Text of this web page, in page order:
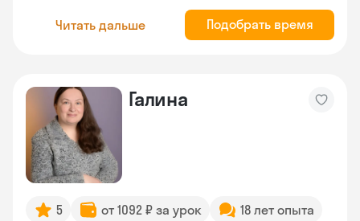
Читать дальше Подобрать время
Галина
5 от 1092 ₽ за урок
18 лет опыта